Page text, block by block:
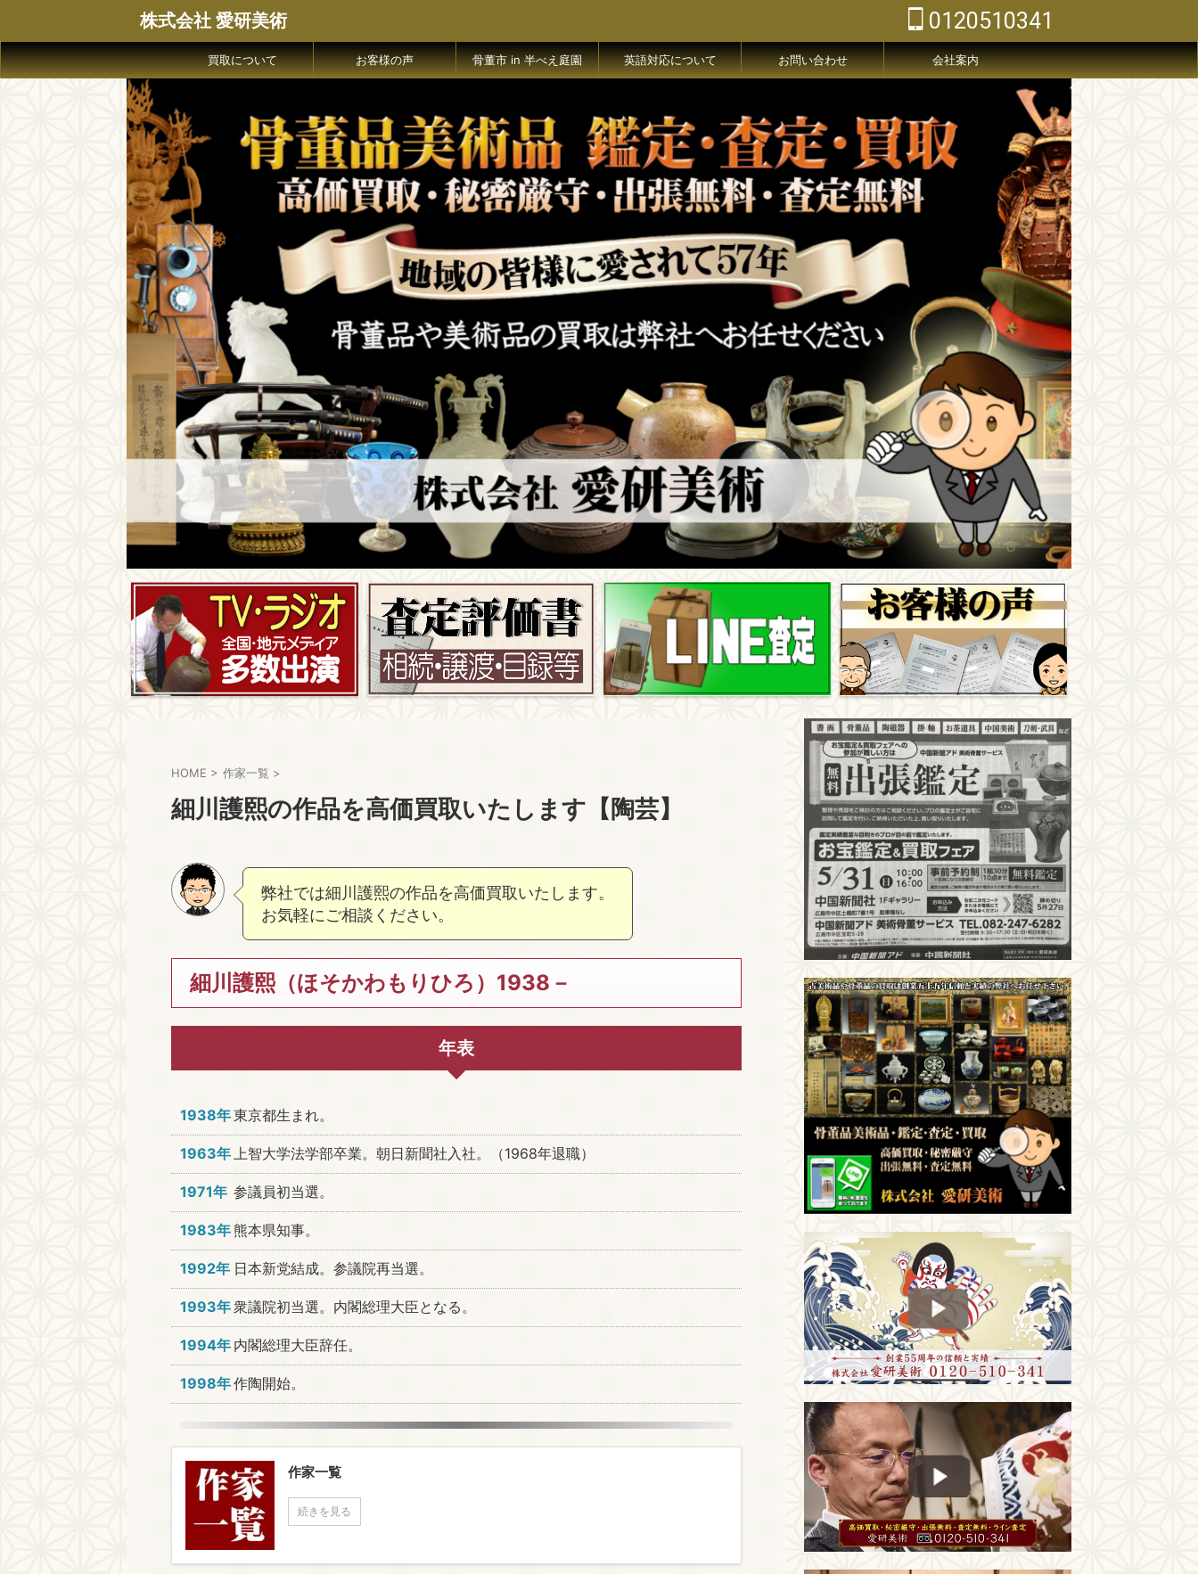
株式会社 愛研美術 0120510341
買取について お客様の声 骨董市 in 半べえ庭園 英語対応について お問い合わせ 会社案内
HOME > 作家一覧 >
細川護熙の作品を高価買取いたします【陶芸】
弊社では細川護熙の作品を高価買取いたします。
お気軽にご相談ください。
細川護熙（ほそかわもりひろ）1938－
年表
1938年東京都生まれ。
1963年 上智大学法学部卒業。朝日新聞社入社。（1968年退職）
1971年 参議員初当選。
1983年 熊本県知事。
1992年 日本新党結成。参議院再当選。
1993年衆議院初当選。内閣総理大臣となる。
1994年 内閣総理大臣辞任。
1998年作陶開始。
作家一覧
続きを見る